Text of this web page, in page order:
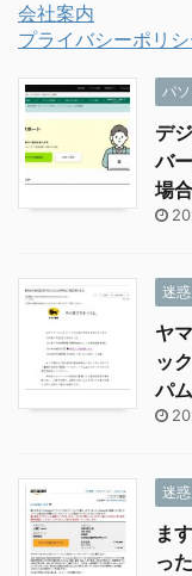
会社案内
プライバシーポリ
パ
デ
バ
場
迷
ヤ
ッ
パ
迷
ま
っ